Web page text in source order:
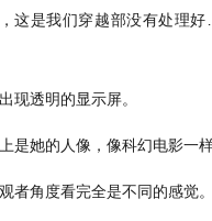
这是我们穿越部没有处理
透明的显示屏。
她的人像，像科幻电影一样
角度看完全是不同的感觉。